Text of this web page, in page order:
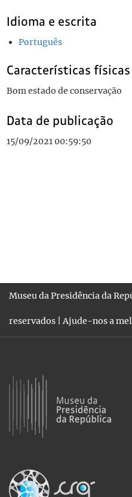
Idioma e escrita
Português
Características
Bom estado de conservação
Data de publicação
15/09/2021 00:59:50
Museu da Presidência da
reservados |Ajude-nos a